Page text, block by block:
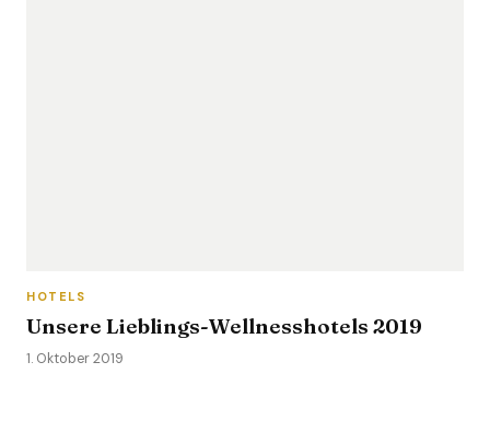
HOTELS
Unsere Lieblings-Wellnesshotels 2019
1. Oktober 2019